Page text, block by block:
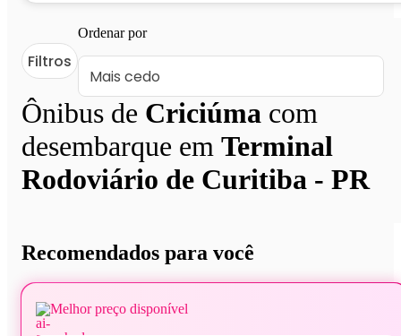
Ônibus de Criciúma com
desembarque em Terminal
Rodoviário de Curitiba - PR
Filtros
Ordenar por
Recomendados para você
Melhor preço disponível